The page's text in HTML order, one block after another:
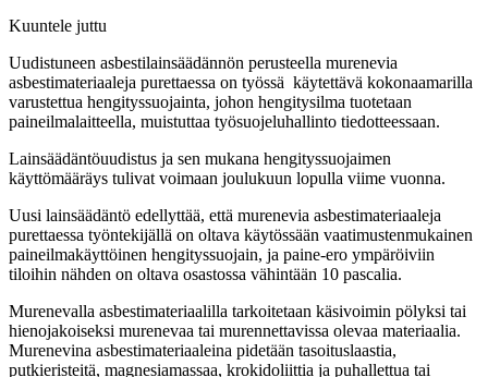
Kuuntele juttu
Uudistuneen asbestilainsäädännön perusteella murenevia
asbestimateriaaleja purettaessa on työssä käytettävä kokonaamarilla
varustettua hengityssuojainta, johon hengitysilma tuotetaan
paineilmalaitteella, muistuttaa työsuojeluhallinto tiedotteessaan.
Lainsäädäntöuudistus ja sen mukana hengityssuojaimen
käyttömääräys tulivat voimaan joulukuun lopulla viime vuonna.
Uusi lainsäädäntö edellyttää, että murenevia asbestimateriaaleja
purettaessa työntekijällä on oltava käytössään vaatimustenmukainen
paineilmakäyttöinen hengityssuojain, ja paine-ero ympäröiviin
tiloihin nähden on oltava osastossa vähintään 10 pascalia.
Murenevalla asbestimateriaalilla tarkoitetaan käsivoimin pölyksi tai
hienojakoiseksi murenevaa tai murennettavissa olevaa materiaalia.
Murenevina asbestimateriaaleina pidetään tasoituslaastia,
putkieristeitä, magnesiamassaa, krokidoliittia ja puhallettua tai